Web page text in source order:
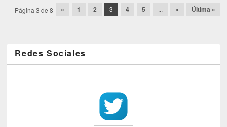
Post navigation
Página 3 de 8 « 1 2 3 4 5 ... » Última »
Redes Sociales